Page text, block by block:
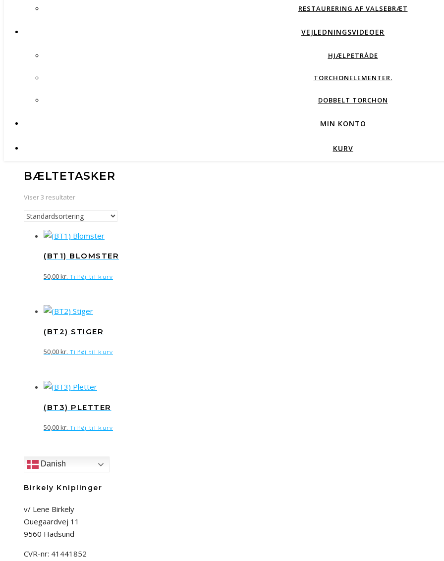
RESTAURERING AF VALSEBRÆT
VEJLEDNINGSVIDEOER
HJÆLPETRÅDE
TORCHONELEMENTER.
DOBBELT TORCHON
MIN KONTO
KURV
BÆLTETASKER
Viser 3 resultater
(BT1) BLOMSTER
50,00kr. Tilføj til kurv
(BT2) STIGER
50,00kr. Tilføj til kurv
(BT3) PLETTER
50,00kr. Tilføj til kurv
Danish
Birkely Kniplinger
v/ Lene Birkely
Ouegaardvej 11
9560 Hadsund
CVR-nr: 41441852